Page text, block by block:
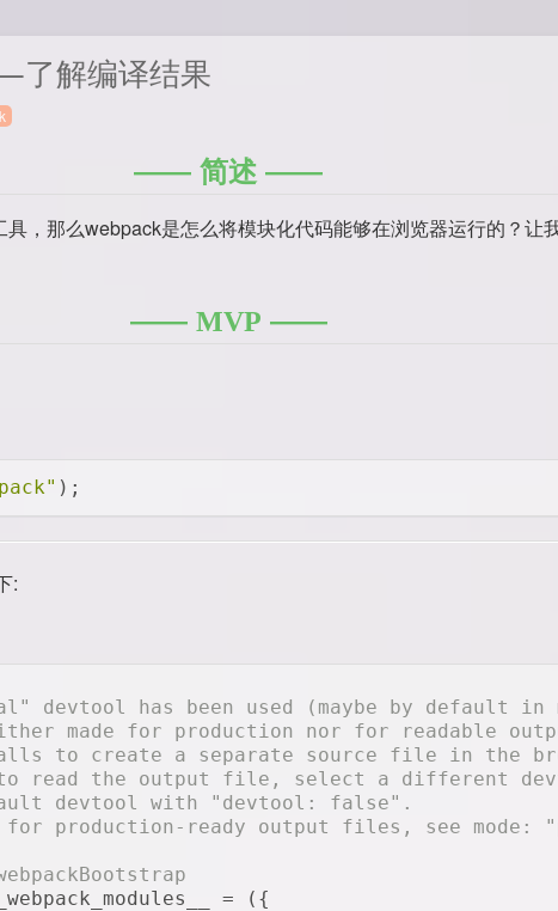
了解编译结果
简述
，那么webpack是怎么将模块化代码能够在浏览器运行的？让
MVP
);
:
devtool has been used (maybe by default in
made for production nor for readable
to create a separate source file in the
read the output file, select a different
devtool with "devtool: false".
production-ready output files, see mode:
= ({